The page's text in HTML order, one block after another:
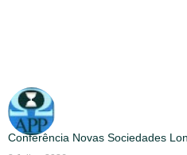
Conferência Novas Sociedades